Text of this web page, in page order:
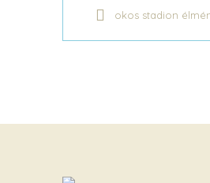
okos stadion